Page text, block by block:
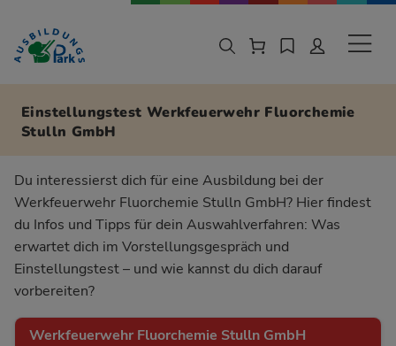
Zur Navigation springen
Zu den Hauptinhalten springen
Einstellungstest Werkfeuerwehr Fluorchemie
Stulln GmbH
Du interessierst dich für eine Ausbildung bei der
Werkfeuerwehr Fluorchemie Stulln GmbH? Hier findest
du Infos und Tipps für dein Auswahlverfahren: Was
erwartet dich im Vorstellungsgespräch und
Einstellungstest – und wie kannst du dich darauf
vorbereiten?
Werkfeuerwehr Fluorchemie Stulln GmbH